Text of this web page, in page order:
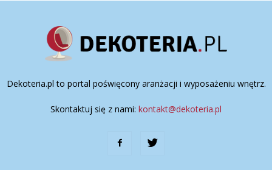
Dekoteria.pl to portal poświęcony aranżacji i wyposażeniu wnętrz.
Skontaktuj się z nami: kontakt@dekoteria.pl